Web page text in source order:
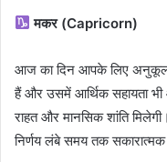
मकर (Capricorn)
आज का दिन आपके लिए
हैं और उसमें आर्थिक सहायता भी
राहत और मानसिक शांति
निर्णय लंबे समय तक सकारात्मक